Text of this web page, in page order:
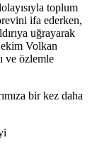
toplum
ifa ederken,
uğrayarak
Volkan
ve özlemle
bir kez daha